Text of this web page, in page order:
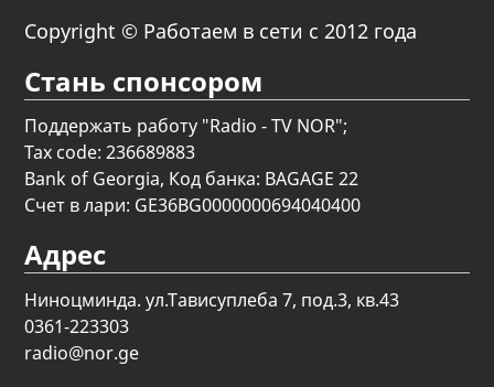
Copyright © Работаем в сети с 2012 года
Стань спонсором
Поддержать работу "Radio - TV NOR";
Tax code: 236689883
Bank of Georgia, Код банка: BAGAGE 22
Счет в лари: GE36BG0000000694040400
Адрес
Ниноцминда. ул.Тависуплеба 7, под.3, кв.43
0361-223303
radio@nor.ge